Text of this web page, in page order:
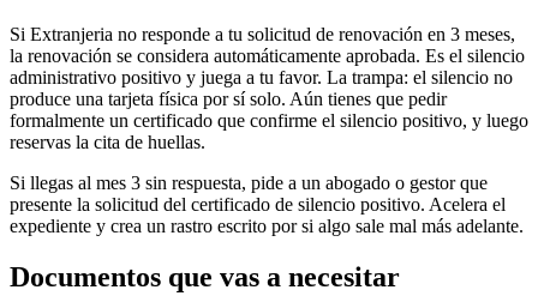
Si Extranjeria no responde a tu solicitud de renovación en 3 meses,
la renovación se considera automáticamente aprobada. Es el silencio
administrativo positivo y juega a tu favor. La trampa: el silencio no
produce una tarjeta física por sí solo. Aún tienes que pedir
formalmente un certificado que confirme el silencio positivo, y luego
reservas la cita de huellas.
Si llegas al mes 3 sin respuesta, pide a un abogado o gestor que
presente la solicitud del certificado de silencio positivo. Acelera el
expediente y crea un rastro escrito por si algo sale mal más adelante.
Documentos que vas a necesitar